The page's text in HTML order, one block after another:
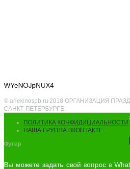
WYeNOJpNUX4
© arlekinospb.ru 2018 ОРГАНИЗАЦИЯ
САНКТ-ПЕТЕРБУРГЕ.
ПОЛИТИКА КОНФИДИЦИАЛЬНОСТИ
НАША ГРУППА ВКОНТАКТЕ
Футер
Вы можете задать свой вопрос в